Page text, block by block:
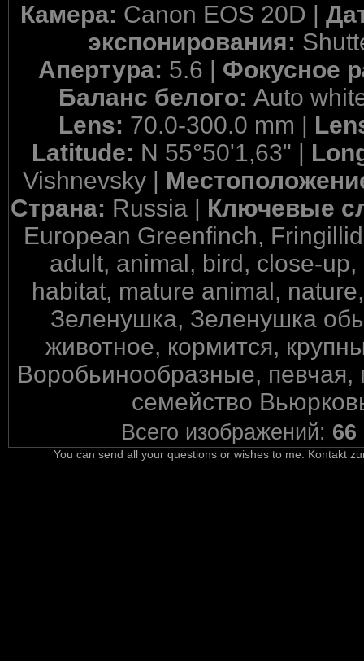
Камера: Canon EOS 20D |
экспонирования:
Апертура: 5.6 | Фокусное
Баланс белого:Auto
Lens: 70.0-300.0 mm |
Latitude: N 55°50'1,63" |
Vishnevsky |
Страна: Russia | Ключевые
European Greenfinch,
adult, animal, bird, close-
habitat, mature animal,
Зеленушка, Зеленушка
животное, кормится,
Воробьинообразные, певчая,
семейство
Всего изображений: 66
You can send all your questions or wishes to me. Kontakt